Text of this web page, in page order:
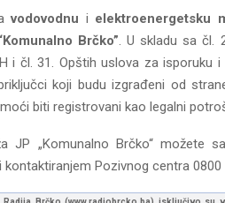
vodovodnu i elektroenergetsku
Brčko”. U skladu sa čl.
i čl. 31. Opštih uslova za isporuku i
koji budu izgrađeni od
biti registrovani kao legalni
JP „Komunalno Brčko“ možete
kontaktiranjem Pozivnog centra 0800